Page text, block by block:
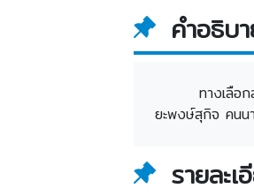
คำอธิบ
ทางเลือ
ยะพงษ์สุกิจ คนน
รายละ